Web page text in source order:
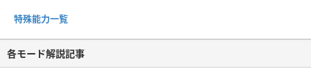
特殊能力一覧
各モード解説記事